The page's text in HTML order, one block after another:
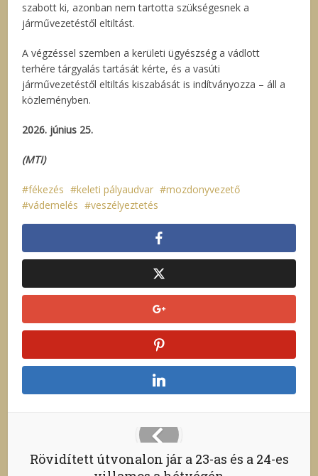
szabott ki, azonban nem tartotta szükségesnek a
járművezetéstől eltiltást.
A végzéssel szemben a kerületi ügyészség a vádlott
terhére tárgyalás tartását kérte, és a vasúti
járművezetéstől eltiltás kiszabását is indítványozza – áll a
közleményben.
2026. június 25.
(MTI)
fékezés keleti pályaudvar
mozdonyvezető
vádemelés
veszélyeztetés
Rövidített útvonalon jár a 23-as és a 24-es